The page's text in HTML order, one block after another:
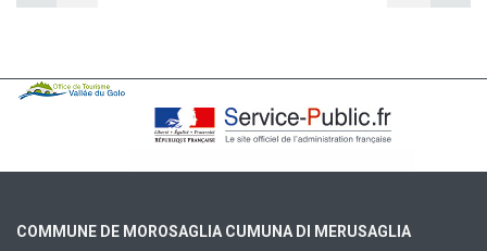
COMMUNE DE MOROSAGLIA CUMUNA DI MERUSAGLIA